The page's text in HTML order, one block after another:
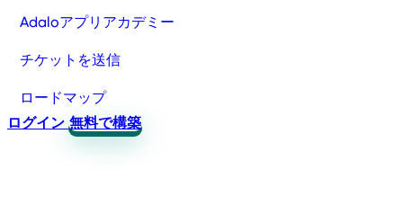
Adaloアプリアカデミー
チケットを送信
ロードマップ
ログイン 無料で構築